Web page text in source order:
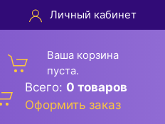
Личный кабинет
Ваша корзина
пуста.
Всего: 0 товаров
Оформить заказ